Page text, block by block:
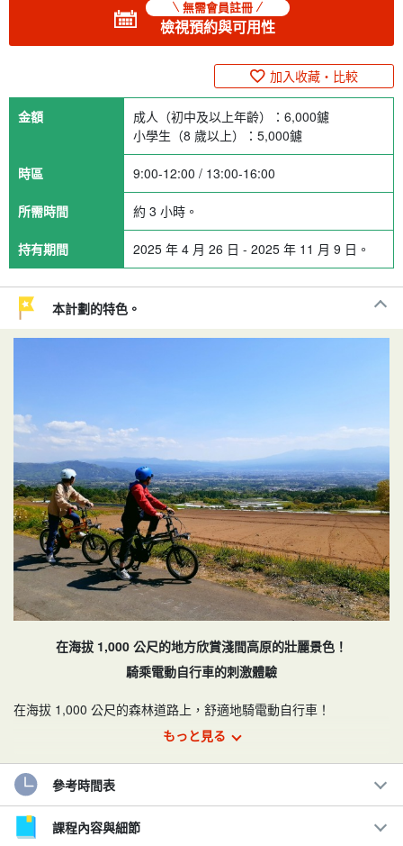
無需會員註冊
檢視預約與可用性
加入收藏・比較
金額 成人（初中及以上年齡）： 6,000鑢
小學生（8 歲以上）： 5,000鑢
時區 9:00-12:00 / 13:00-16:00
所需時間 約 3 小時。
持有期間 2025 年 4 月 26 日 - 2025 年 11 月 9 日。
本計劃的特色。
在海拔 1,000 公尺的地方欣賞淺間高原的壯麗景色！
騎乘電動自行車的刺激體驗
在海拔 1,000 公尺的森林道路上，舒適地騎電動自行車！
由於海拔較高，可以充分欣賞美麗的佐久平小鎮和八岳連峰的壯麗
群山。
建議：
もっと見る
參考時間表
課程內容與細節